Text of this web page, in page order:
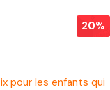
20%
pour les enfants qui